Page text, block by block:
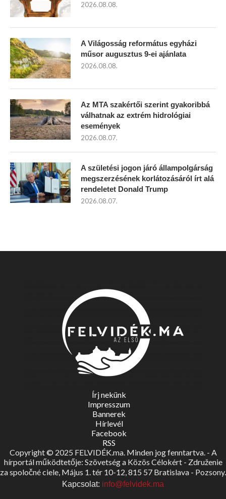
2026.08.08.
A Világosság református egyházi
műsor augusztus 9-ei ajánlata
2026.08.08.
Az MTA szakértői szerint gyakoribbá
válhatnak az extrém hidrológiai
események
2026.08.07.
A születési jogon járó állampolgárság
megszerzésének korlátozásáról írt alá
rendeletet Donald Trump
2026.08.07.
Írj nekünk
Impresszum
Bannerek
Hírlevél
Facebook
RSS
Copyright © 2025 FELVIDÉK.ma. Minden jog fenntartva. - A
hírportál működtetője: Szövetség a Közös Célokért - Združenie
za spoločné ciele, Május 1. tér 10-12, 815 57 Bratislava - Pozsony.
Kapcsolat: info@felvidek.ma